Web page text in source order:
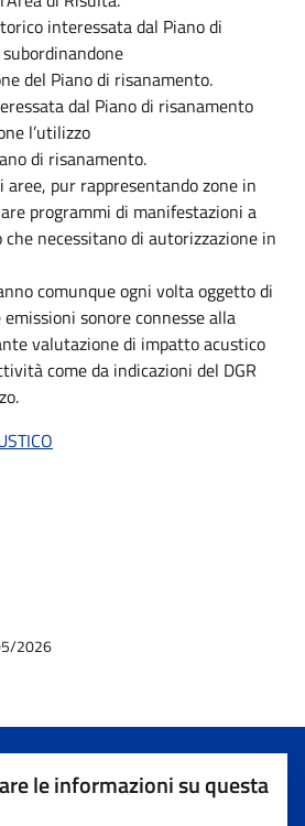
interessata dal Piano di
del Piano di risanamento.
dal Piano di risanamento
l’utilizzo
di risanamento.
aree, pur rappresentando zone in
programmi di manifestazioni a
necessitano di autorizzazione in
comunque ogni volta oggetto di
sonore connesse alla
valutazione di impatto acustico
come da indicazioni del DGR
2026
le informazioni su questa